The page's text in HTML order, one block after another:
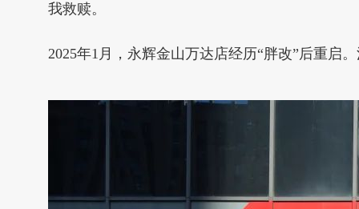
我救赎。
2025年1月，永辉金山万达店经历“胖改”后重启